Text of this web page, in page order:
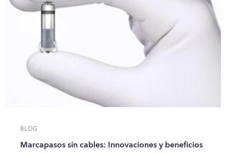
BLOG
Marcapasos sin cables: Innovaciones y beneficios